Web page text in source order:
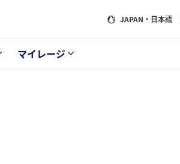
JAPAN ・日本語
マイレージ